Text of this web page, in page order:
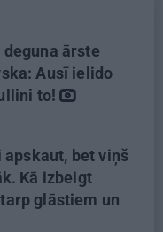
ārste
Ausī ielido
to!
bet viņš
Kā izbeigt
glāstiem un